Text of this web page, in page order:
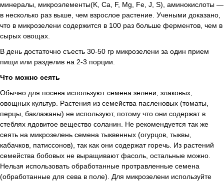
минералы, микроэлементы(K, Ca, F, Mg, Fe, J, S), аминокислоты —
в несколько раз выше, чем взрослое растение. Учеными доказано,
что в микрозелени содержится в 100 раз больше ферментов, чем в
сырых овощах.
В день достаточно съесть 30-50 гр микрозелени за один прием
пищи или разделив на 2-3 порции.
Что можно сеять
Обычно для посева используют семена зелени, злаковых,
овощных культур. Растения из семейства пасленовых (томаты,
перцы, баклажаны) не используют, потому что они содержат в
стеблях ядовитое вещество соланин. Не рекомендуется так же
сеять на микрозелень семена тыквенных (огурцов, тыквы,
кабачков, патиссонов), так как они содержат горечь. Из растений
семейства бобовых не выращивают фасоль, остальные можно.
Нельзя использовать обработанные протравленные семена
(обработанные для сева в поле). Для микрозелени используйте